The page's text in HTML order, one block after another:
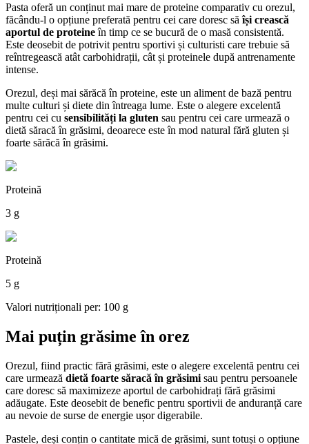
Pasta oferă un conținut mai mare de proteine comparativ cu orezul,
făcându-l o opțiune preferată pentru cei care doresc săîși crească
aportul de proteineîn timp ce se bucură de o masă consistentă.
Este deosebit de potrivit pentru sportivi și culturisti care trebuie să
reîntregească atât carbohidrații, cât și proteinele după antrenamente
intense.
Orezul, deși mai sărăcă în proteine, este un aliment de bază pentru
multe culturi și diete din întreaga lume. Este o alegere excelentă
pentru cei cu sensibilități la gluten sau pentru cei care urmează o
dietă săracă în grăsimi, deoarece este în mod natural fără gluten și
foarte sărăcă în grăsimi.
Proteină
3 g
Proteină
5 g
Valori nutriționali per: 100 g
Mai puțin grăsime în orez
Orezul, fiind practic fără grăsimi, este o alegere excelentă pentru cei
care urmează dietă foarte săracă în grăsimi sau pentru persoanele
care doresc să maximizeze aportul de carbohidrați fără grăsimi
adăugate. Este deosebit de benefic pentru sportivii de anduranță care
au nevoie de surse de energie ușor digerabile.
Pastele, deși conțin o cantitate mică de grăsimi, sunt totuși o opțiune